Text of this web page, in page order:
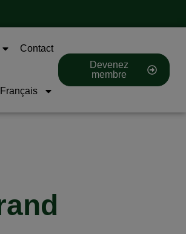
Contact
Français
Devenez
membre